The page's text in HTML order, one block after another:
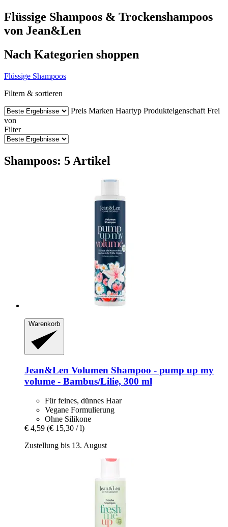
Flüssige Shampoos & Trockenshampoos
von Jean&Len
Nach Kategorien shoppen
Flüssige Shampoos
Filtern & sortieren
Preis Marken Haartyp Produkteigenschaft Frei
von
Filter
Shampoos: 5 Artikel
Warenkorb
Jean&Len Volumen Shampoo -​ pump up my
volume -​ Bambus/Lilie, 300 ml
Für feines, dünnes Haar
Vegane Formulierung
Ohne Silikone
€ 4,59 (€ 15,30 / l)
Zustellung bis 13. August